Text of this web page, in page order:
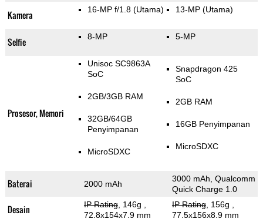
Kamera 16-MP f/1.8 (Utama) 13-MP (Utama)
Selfie 8-MP 5-MP
Prosesor, Memori
Unisoc SC9863A
SoC
2GB/3GB RAM
32GB/64GB
Penyimpanan
MicroSDXC
Snapdragon 425
SoC
2GB RAM
16GB Penyimpanan
MicroSDXC
Baterai 2000 mAh
3000 mAh, Qualcomm
Quick Charge 1.0
Desain IP Rating, 146g
72.8x154x7.9 mm
IP Rating, 156g
77.5x156x8.9 mm